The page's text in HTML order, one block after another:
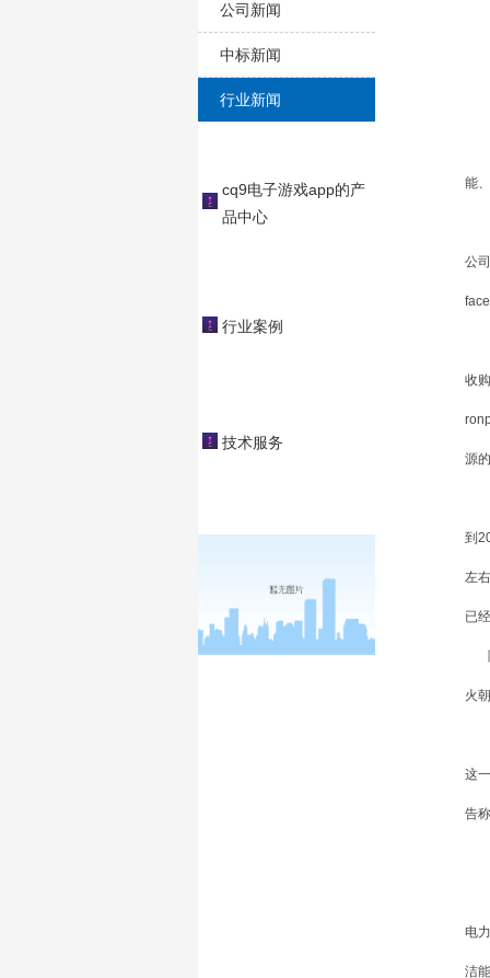
公司新闻
中标新闻
行业新闻
cq9电子游戏app的产
品中心
行业案例
技术服务
近
能
在
公
与
收
源
事
到
左
已
除
火
据
这
告
与
至
电
洁